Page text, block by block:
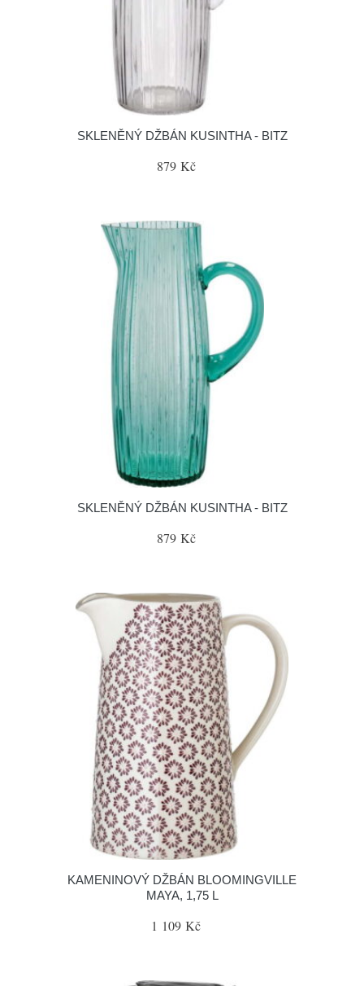
SKLENĚNÝ DŽBÁN KUSINTHA - BITZ
879 Kč
SKLENĚNÝ DŽBÁN KUSINTHA - BITZ
879 Kč
KAMENINOVÝ DŽBÁN BLOOMINGVILLE
MAYA, 1,75 L
1 109 Kč